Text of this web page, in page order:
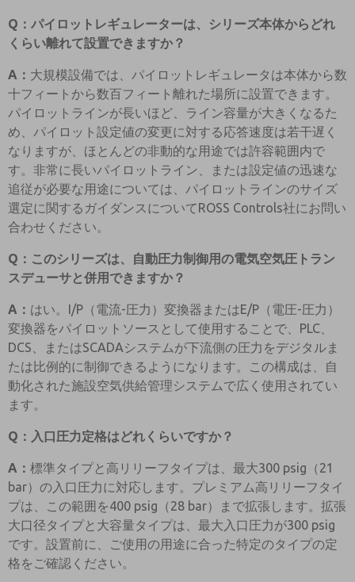
Q：パイロットレギュレーターは、シリーズ本体からどれ
くらい離れて設置できますか？
A： 大規模設備では、パイロットレギュレータは本体から数
十フィートから数百フィート離れた場所に設置できます。
パイロットラインが長いほど、ライン容量が大きくなるた
め、パイロット設定値の変更に対する応答速度は若干遅く
なりますが、ほとんどの非動的な用途では許容範囲内で
す。非常に長いパイロットライン、または設定値の迅速な
追従が必要な用途については、パイロットラインのサイズ
選定に関するガイダンスについてROSS Controls社にお問い
合わせください。
Q：このシリーズは、自動圧力制御用の電気空気圧トラン
スデューサと併用できますか？
A： はい。I/P（電流-圧力）変換器またはE/P（電圧-圧力）
変換器をパイロットソースとして使用することで、PLC、
DCS、またはSCADAシステムが下流側の圧力をデジタルま
たは比例的に制御できるようになります。この構成は、自
動化された施設空気供給管理システムで広く使用されてい
ます。
Q：入口圧力定格はどれくらいですか？
A： 標準タイプと高リリーフタイプは、最大300 psig（21
bar）の入口圧力に対応します。プレミアム高リリーフタイ
プは、この範囲を400 psig（28 bar）まで拡張します。拡張
大口径タイプと大容量タイプは、最大入口圧力が300 psig
です。設置前に、ご使用の用途に合った特定のタイプの定
格をご確認ください。